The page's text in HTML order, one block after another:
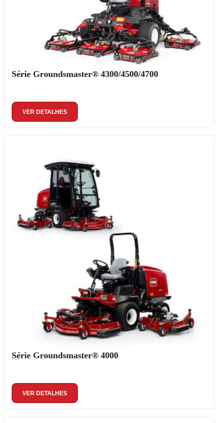
Série Groundsmaster® 4300/4500/4700
VER DETALHES
Série Groundsmaster® 4000
VER DETALHES